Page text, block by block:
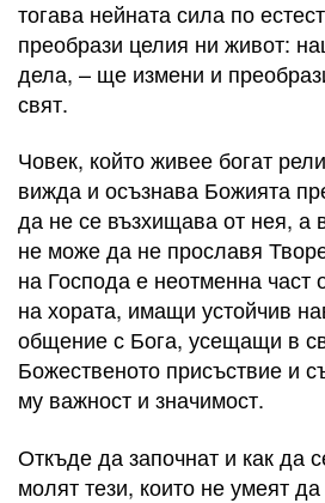
тогава нейната сила по
преобрази целия ни живот:
дела, – ще измени и
свят.
Човек, който живее богат
вижда и осъзнава Божията
да не се възхищава от нея, а
не може да не прославя
на Господа е неотменна част
на хората, имащи устойчив
общение с Бога, усещащи в
Божественото присъствие и
му важност и значимост.
Откъде да започнат и как да
молят тези, които не умеят